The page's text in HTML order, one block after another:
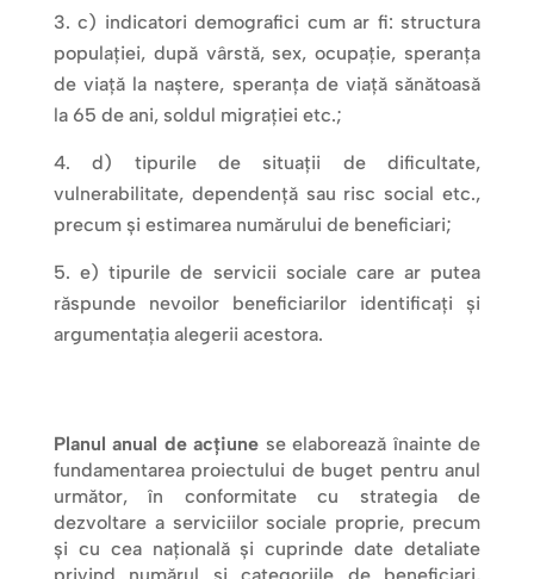
c) indicatori demografici cum ar fi: structura
populației, după vârstă, sex, ocupație, speranța
de viață la naștere, speranța de viață sănătoasă
la 65 de ani, soldul migrației etc.;
d) tipurile de situații de dificultate,
vulnerabilitate, dependență sau risc social etc.,
precum și estimarea numărului de beneficiari;
e) tipurile de servicii sociale care ar putea
răspunde nevoilor beneficiarilor identificați și
argumentația alegerii acestora.
Planul anual de acțiune se elaborează înainte de
fundamentarea proiectului de buget pentru anul
următor, în conformitate cu strategia de
dezvoltare a serviciilor sociale proprie, precum
și cu cea națională și cuprinde date detaliate